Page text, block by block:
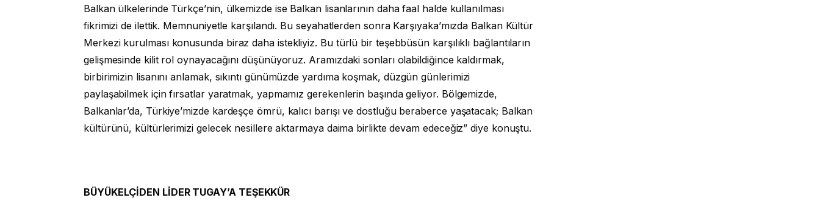
Balkan ülkelerinde Türkçe’nin, ülkemizde ise Balkan lisanlarının daha faal halde kullanılması
fikrimizi de ilettik. Memnuniyetle karşılandı. Bu seyahatlerden sonra Karşıyaka’mızda Balkan Kültür
Merkezi kurulması konusunda biraz daha istekliyiz. Bu türlü bir teşebbüsün karşılıklı bağlantıların
gelişmesinde kilit rol oynayacağını düşünüyoruz. Aramızdaki sonları olabildiğince kaldırmak,
birbirimizin lisanını anlamak, sıkıntı günümüzde yardıma koşmak, düzgün günlerimizi
paylaşabilmek için fırsatlar yaratmak, yapmamız gerekenlerin başında geliyor. Bölgemizde,
Balkanlar’da, Türkiye’mizde kardeşçe ömrü, kalıcı barışı ve dostluğu beraberce yaşatacak; Balkan
kültürünü, kültürlerimizi gelecek nesillere aktarmaya daima birlikte devam edeceğiz” diye konuştu.
BÜYÜKELÇİDEN LİDER TUGAY’A TEŞEKKÜR